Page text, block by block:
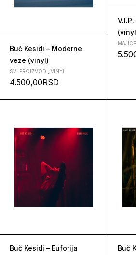
Buč Kesidi – Moderne
veze (vinyl)
SVI PROIZVODI VINYL
4.500,00RSD
V.I.P.
MAJICE
Buč Kesidi – Euforija
Buč